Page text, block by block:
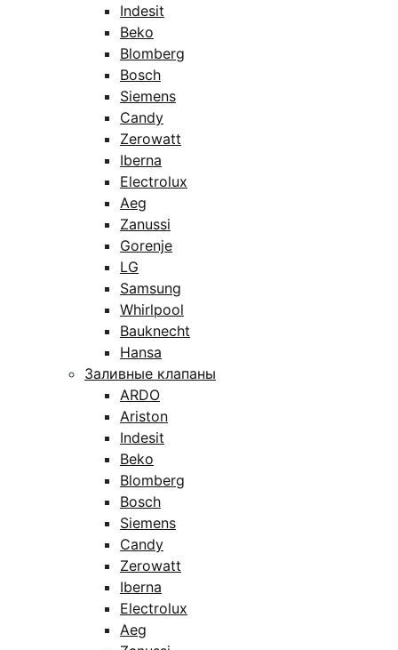
Indesit
Beko
Blomberg
Bosch
Siemens
Candy
Zerowatt
Iberna
Electrolux
Aeg
Zanussi
Gorenje
LG
Samsung
Whirlpool
Bauknecht
Hansa
Заливные клапаны
ARDO
Ariston
Indesit
Beko
Blomberg
Bosch
Siemens
Candy
Zerowatt
Iberna
Electrolux
Aeg